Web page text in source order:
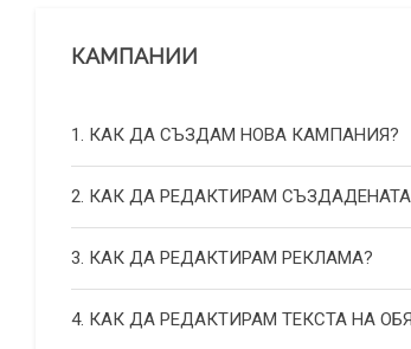
КАМПАНИИ
1. КАК ДА СЪЗДАМ НОВА КАМПАНИЯ?
2. КАК ДА РЕДАКТИРАМ
3. КАК ДА РЕДАКТИРАМ РЕКЛАМА?
4. КАК ДА РЕДАКТИРАМ ТЕКСТА НА